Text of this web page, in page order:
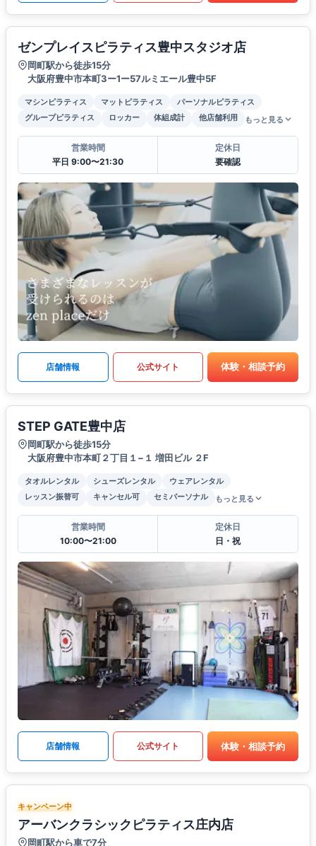
ゼンプレイスピラティス豊中スタジオ店
岡町駅から徒歩15分
大阪府豊中市本町3ー1ー57ルミエール豊中5F
マシンピラティス マットピラティス
パーソナルピラティス
グループピラティス
ロッカー 体組成計 他店舗利用 もっと見る
営業時間
平日 9:00〜21:30
定休日
要確認
店舗情報 公式サイト 体験・相談予約
STEP GATE豊中店
岡町駅から徒歩15分
大阪府豊中市本町２丁目１−１ 増田ビル ２F
タオルレンタル シューズレンタル
ウェアレンタル
レッスン振替可
キャンセル可 セミパーソナル もっと見る
営業時間
10:00〜21:00
定休日
日・祝
店舗情報 公式サイト 体験・相談予約
キャンペーン中
アーバンクラシックピラティス庄内店
岡町駅から車で7分